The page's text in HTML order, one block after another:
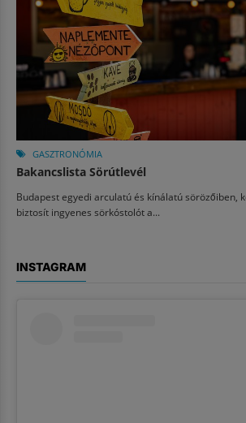
GASZTRONÓMIA
Bakancslista Sörútlevél
Budapest egyedi arculatú és kínálatú sörözőiben,
biztosít ingyenes sörkóstolót a...
INSTAGRAM